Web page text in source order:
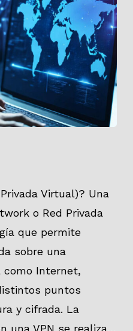
Virtual)? Una
o Red Privada
que permite
sobre una
Internet,
puntos
y cifrada. La
una VPN se realiza…